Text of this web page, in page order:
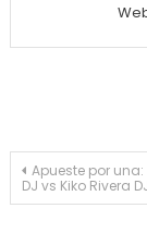
Apueste por
DJ vs Kiko Rivera